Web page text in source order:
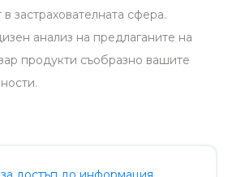
застрахователната сфера.
анализ на предлаганите на
продукти съобразно вашите